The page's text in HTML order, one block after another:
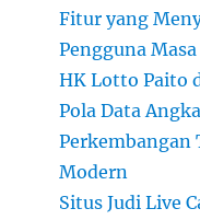
Fitur yang
Pengguna
HK Lotto Paito
Pola Data
Perkembangan
Modern
Situs Judi Live